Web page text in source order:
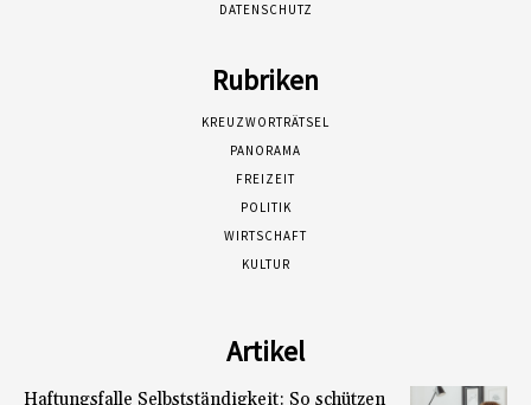
DATENSCHUTZ
Rubriken
KREUZWORTRÄTSEL
PANORAMA
FREIZEIT
POLITIK
WIRTSCHAFT
KULTUR
Artikel
Haftungsfalle Selbstständigkeit: So schützen